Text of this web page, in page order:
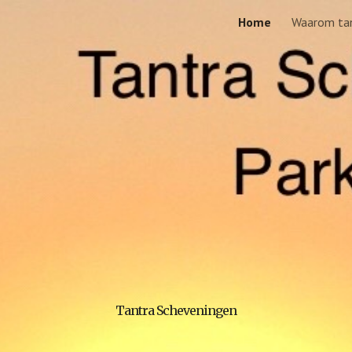
Skip to
Home Waarom
Tantra Scheveningen